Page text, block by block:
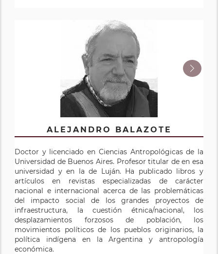
ALEJANDRO BALAZOTE
Doctor y licenciado en Ciencias Antropológicas de la
Universidad de Buenos Aires. Profesor titular de en esa
universidad y en la de Luján. Ha publicado libros y
artículos en revistas especializadas de carácter
nacional e internacional acerca de las problemáticas
del impacto social de los grandes proyectos de
infraestructura, la cuestión étnica/nacional, los
desplazamientos forzosos de población, los
movimientos políticos de los pueblos originarios, la
política indígena en la Argentina y antropología
económica.
MARIANO RAMOS
Doctor en Ciencias Antropológicas de la Universidad
de Buenos Aires. Docente e investigador de la
Universidad Nacional de Luján, donde dirige el
Programa de Arqueología Histórica y Estudios
Pluridisciplinarios (PROARHEP). Sus trabajos enfocan
temas de arqueología histórica, la teoría y la
epistemología, y los estudios líticos.
Ver todos los titulos de este autor
SEBASTIÁN VALVERDE
Doctor en Ciencias Antropológicas de la Facultad de
Filosofía y Letras de la Universidad de Buenos Aires,
donde es docente en el Departamento de Ciencias
Antropológicas. Investigador del Consejo Nacional de
Investigaciones Científicas y Tecnológicas.
Actualmente investiga temas de antropología
económica, relaciones interétnicas, pueblos indígenas
y en particular en relación al pueblo indígena mapuche.
Ha publicado sobre estos temas en artículos en
revistas y libros nacionales e internacionales.